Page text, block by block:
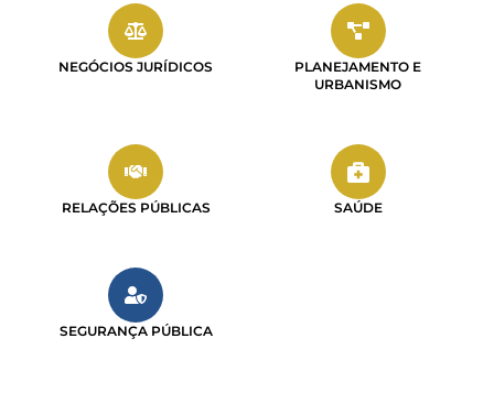
NEGÓCIOS JURÍDICOS
PLANEJAMENTO E
URBANISMO
RELAÇÕES PÚBLICAS SAÚDE
SEGURANÇA PÚBLICA